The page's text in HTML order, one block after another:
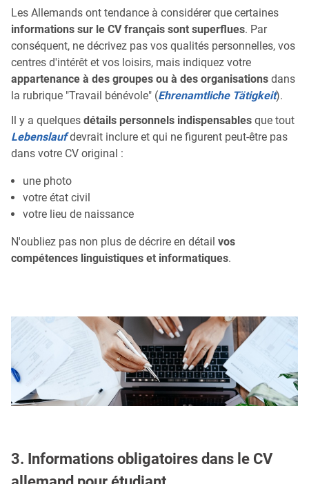
Les Allemands ont tendance à considérer que certaines
informations sur le CV français sont superflues. Par
conséquent, ne décrivez pas vos qualités personnelles, vos
centres d'intérêt et vos loisirs, mais indiquez votre
appartenance à des groupes ou à des organisations dans
la rubrique "Travail bénévole" (Ehrenamtliche Tätigkeit).
Il y a quelques détails personnels indispensables que tout
Lebenslaufdevrait inclure et qui ne figurent peut-être pas
dans votre CV original :
une photo
votre état civil
votre lieu de naissance
N'oubliez pas non plus de décrire en détail vos
compétences linguistiques et informatiques.
3. Informations obligatoires dans le CV